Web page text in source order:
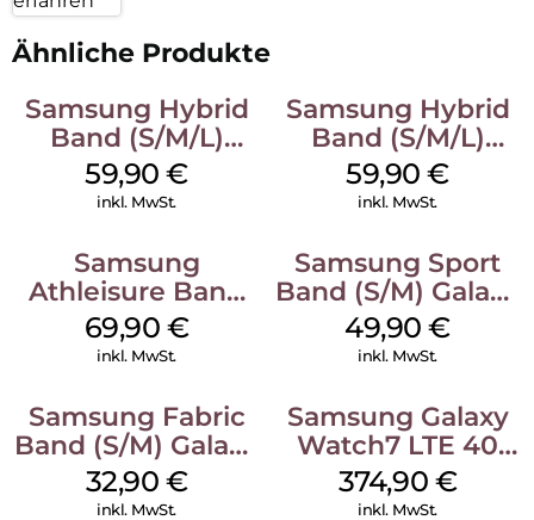
Ähnliche Produkte
Samsung Hybrid
Band (S/M/L)
Galaxy
Watch8/Watch8
59,90€
inkl. MwSt.
Samsung Hybrid
Band (S/M/L)
Galaxy
Watch8/Watch8
59,90€
inkl. MwSt.
Samsung
Athleisure Band
(M/L) Galaxy
Watch8/Watch8
69,90 €
inkl. MwSt.
Samsung Sport
Band (S/M) Galaxy
Watch8/Watch8
Classic White
49,90€
inkl. MwSt.
Samsung Fabric
Band (S/M) Galaxy
Watch8/Watch8
Classic Red
32,90 €
inkl. MwSt.
Samsung Galaxy
Watch7 LTE 40
mm Cream
374,90 €
inkl. MwSt.